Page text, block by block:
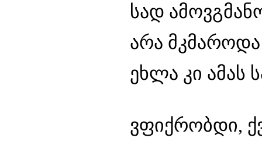
სად
არა
ეხლა კი ამას
ვფიქრობდი,